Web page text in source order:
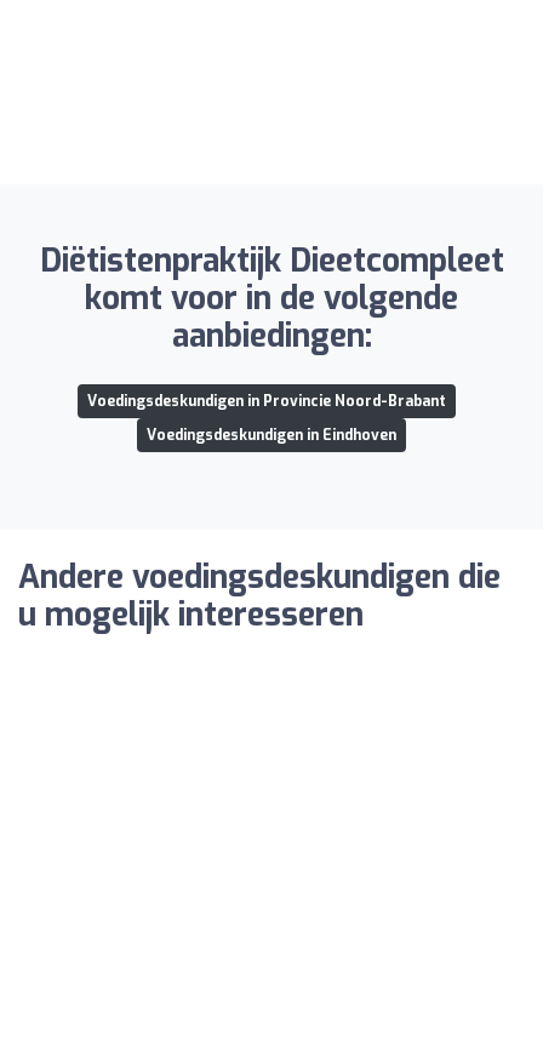
Diëtistenpraktijk Dieetcompleet
komt voor in de volgende
aanbiedingen:
Voedingsdeskundigen in Provincie Noord-Brabant
Voedingsdeskundigen in Eindhoven
Andere voedingsdeskundigen die
u mogelijk interesseren